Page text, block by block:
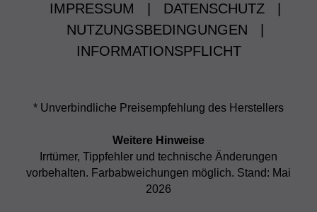
IMPRESSUM DATENSCHUTZ
NUTZUNGSBEDINGUNGEN
INFORMATIONSPFLICHT
* Unverbindliche Preisempfehlung des Herstellers
Weitere Hinweise
Irrtümer, Tippfehler und technische Änderungen
vorbehalten. Farbabweichungen möglich. Stand: Mai
2026